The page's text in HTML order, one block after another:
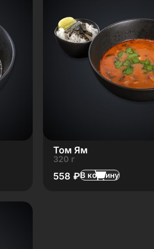
Том Ям
320 г
558 ₽В корзину